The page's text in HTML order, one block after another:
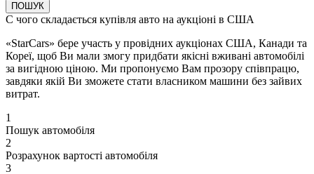
ПОШУК
С чого складається купівля авто на аукціоні в США
«StarCars» бере участь у провідних аукціонах США, Канади та
Кореї, щоб Ви мали змогу придбати якісні вживані автомобілі
за вигідною ціною. Ми пропонуємо Вам прозору співпрацю,
завдяки якій Ви зможете стати власником машини без зайвих
витрат.
1
Пошук автомобіля
2
Розрахунок вартості автомобіля
3